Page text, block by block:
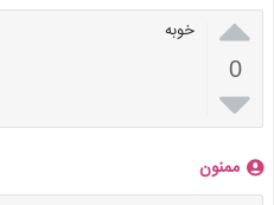

0

خوبه
ممنون